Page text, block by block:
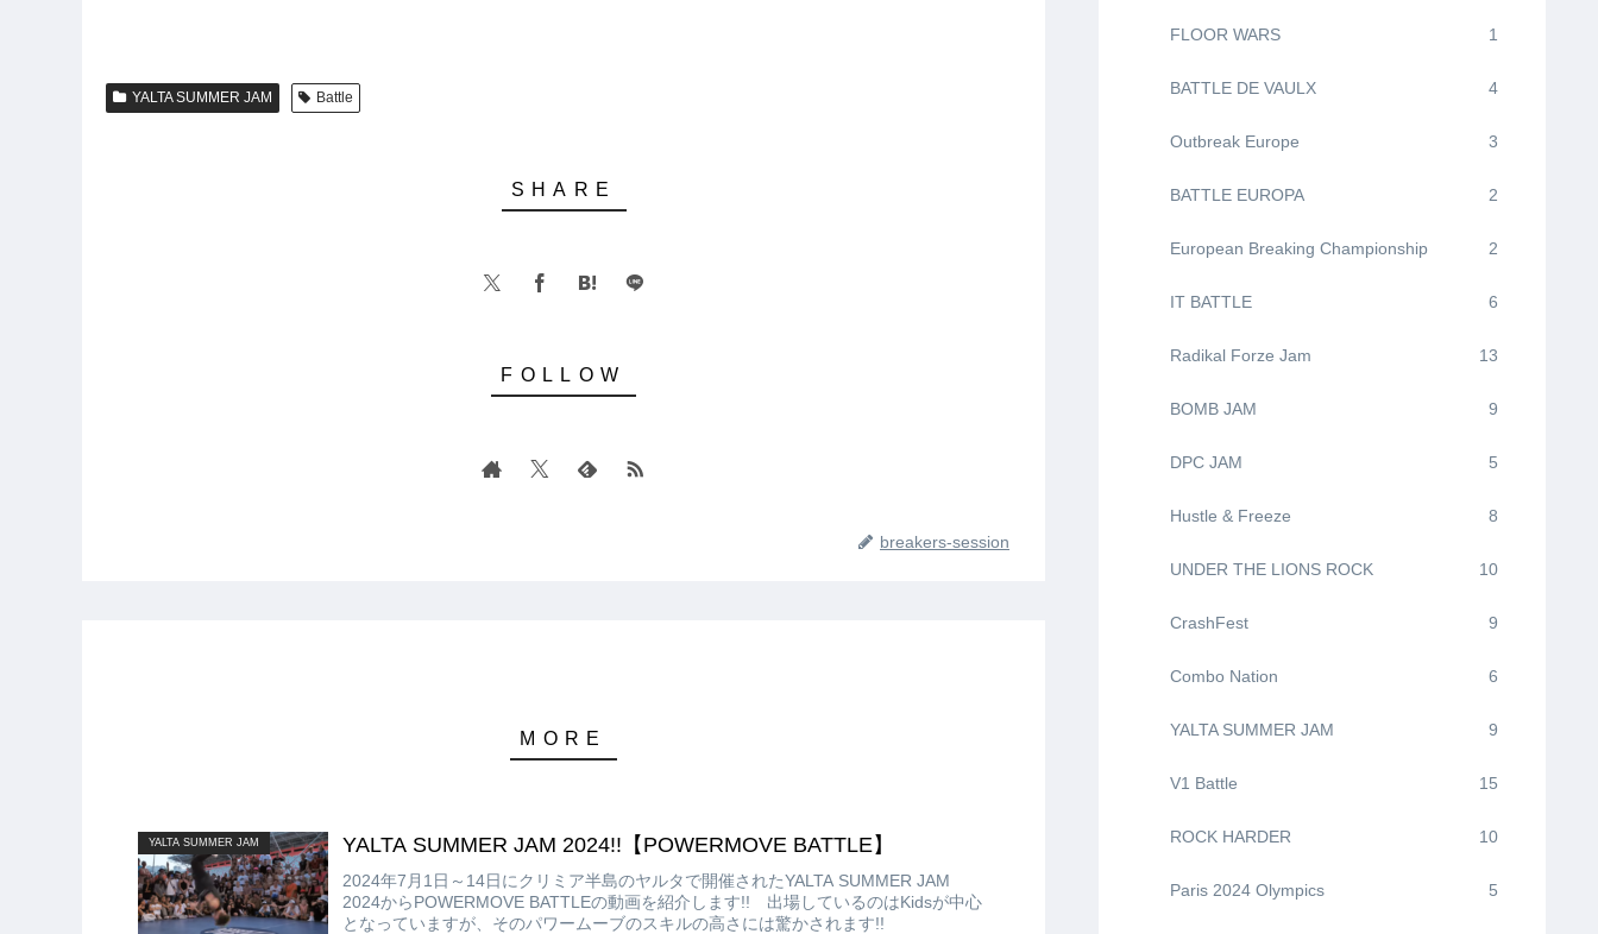
YALTA SUMMER JAM Battle
breakers-session
YALTA SUMMER JAM YALTA SUMMER JAM 2024!!【POWERMOVE BATTLE】
2024年7月1日～14日にクリミア半島のヤルタで開催されたYALTA SUMMER JAM
2024からPOWERMOVE BATTLEの動画を紹介します!! 出場しているのはKidsが中心
となっていますが、そのパワームーブのスキルの高さには驚かされます!!
FLOOR WARS 1
BATTLE DE VAULX 4
Outbreak Europe 3
BATTLE EUROPA 2
European Breaking Championship 2
IT BATTLE 6
Radikal Forze Jam 13
BOMB JAM 9
DPC JAM 5
Hustle & Freeze 8
UNDER THE LIONS ROCK 10
CrashFest 9
Combo Nation 6
YALTA SUMMER JAM 9
V1 Battle 15
ROCK HARDER 10
Paris 2024 Olympics 5